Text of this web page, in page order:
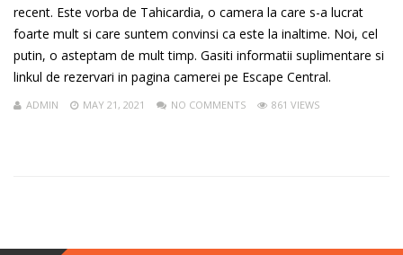
recent. Este vorba de Tahicardia, o camera la care s-a lucrat
foarte mult si care suntem convinsi ca este la inaltime. Noi, cel
putin, o asteptam de mult timp. Gasiti informatii suplimentare si
linkul de rezervari in pagina camerei pe Escape Central.
ADMIN MAY 21, 2021 NO COMMENTS 861 VIEWS